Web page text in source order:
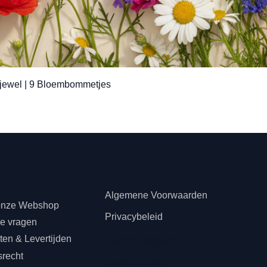
Snel overzicht
| 9 Bloembommetjes
Webshop
vragen
& Levertijden
Algemene Voorwaarden
Privacybeleid